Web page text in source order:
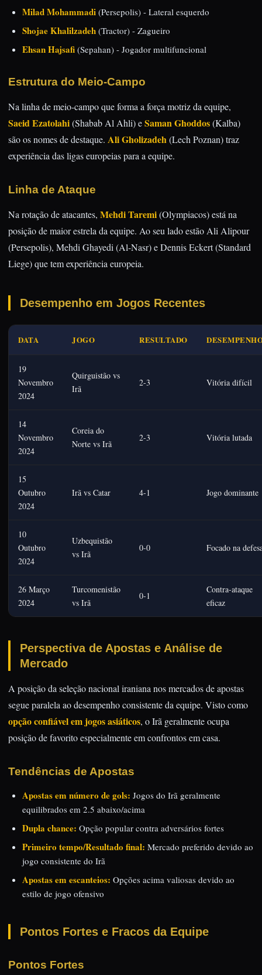
Milad Mohammadi (Persepolis) - Lateral esquerdo
Shojae Khalilzadeh (Tractor) - Zagueiro
Ehsan Hajsafi (Sepahan) - Jogador multifuncional
Estrutura do Meio-Campo
Na linha de meio-campo que forma a força motriz da equipe,
Saeid Ezatolahi(Shabab Al Ahli) eSaman Ghoddos(Kalba)
são os nomes de destaque. Ali Gholizadeh(Lech Poznan) traz
experiência das ligas europeias para a equipe.
Linha de Ataque
Na rotação de atacantes, Mehdi Taremi(Olympiacos) está na
posição de maior estrela da equipe. Ao seu lado estão Ali Alipour
(Persepolis), Mehdi Ghayedi (Al-Nasr) e Dennis Eckert (Standard
Liege) que tem experiência europeia.
Desempenho em Jogos Recentes
DATA JOGO RESULTADO
19
Novembro
2024
Quirguistão vs
Irã
2-3 Vitória difícil
14
Novembro
2024
Coreia do
Norte vs Irã
2-3 Vitória lutada
15
Outubro
2024
Irã vs Catar 4-1 Jogo dominante
10
Outubro
2024
Uzbequistão
vs Irã
0-0 Focado na
26 Março
2024
Turcomenistão
vs Irã
0-1
Contra-ataque
eficaz
Perspectiva de Apostas e Análise de
Mercado
A posição da seleção nacional iraniana nos mercados de apostas
segue paralela ao desempenho consistente da equipe. Visto como
opção confiável em jogos asiáticos, o Irã geralmente ocupa
posição de favorito especialmente em confrontos em casa.
Tendências de Apostas
Apostas em número de gols: Jogos do Irã geralmente
equilibrados em 2.5 abaixo/acima
Dupla chance: Opção popular contra adversários fortes
Primeiro tempo/Resultado final: Mercado preferido devido ao
jogo consistente do Irã
Apostas em escanteios: Opções acima valiosas devido ao
estilo de jogo ofensivo
Pontos Fortes e Fracos da Equipe
Pontos Fortes